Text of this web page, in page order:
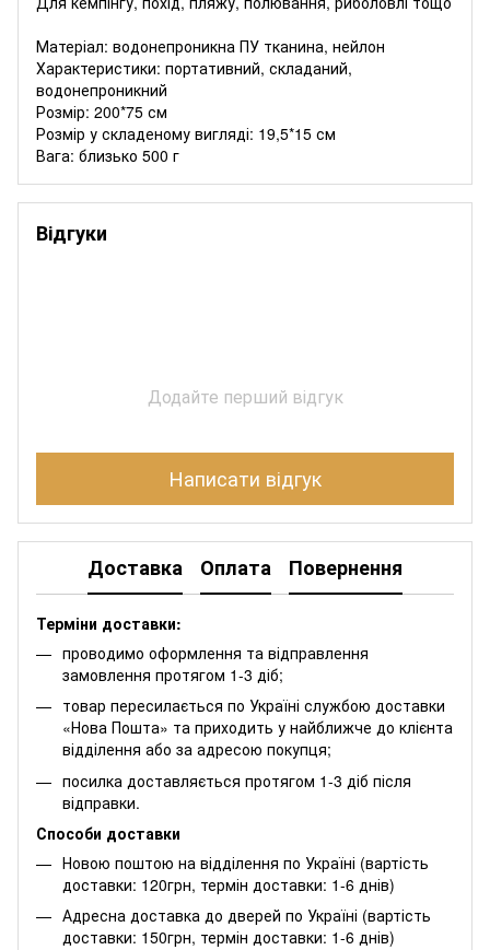
Матеріал: водонепроникна ПУ тканина, нейлон
Характеристики: портативний, складаний,
водонепроникний
Розмір: 200*75 см
Розмір у складеному вигляді: 19,5*15 см
Вага: близько 500 г
Відгуки
Додайте перший відгук
Написати відгук
Доставка Оплата Повернення
Терміни доставки:
проводимо оформлення та відправлення
замовлення протягом 1-3 діб;
товар пересилається по Україні службою доставки
«Нова Пошта» та приходить у найближче до клієнта
відділення або за адресою покупця;
посилка доставляється протягом 1-3 діб після
відправки.
Способи доставки
Новою поштою на відділення по Україні (вартість
доставки: 120грн, термін доставки: 1-6 днів)
Адресна доставка до дверей по Україні (вартість
доставки: 150грн, термін доставки: 1-6 днів)